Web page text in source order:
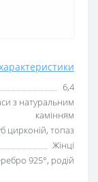
6,4
з натуральним
камінням
цирконій, топаз
Жінці
925°, родій